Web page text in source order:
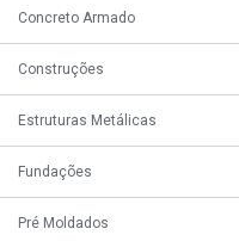
Concreto Armado
Construções
Estruturas Metálicas
Fundações
Pré Moldados